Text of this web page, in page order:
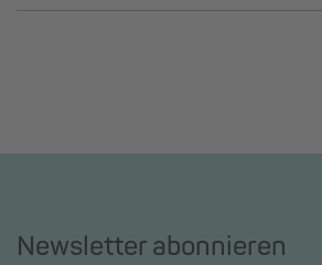
Newsletter abonnieren